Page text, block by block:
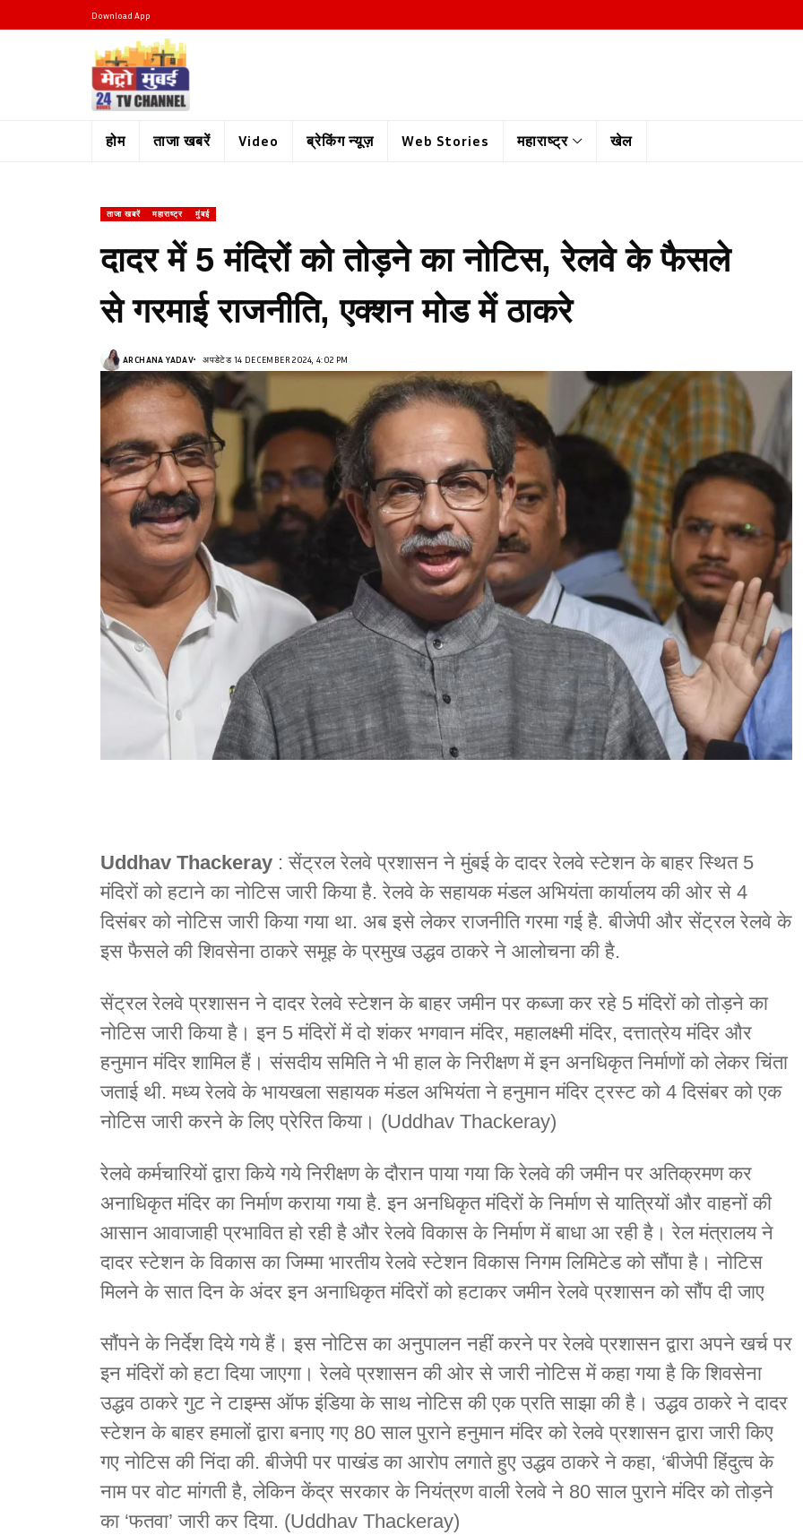
Download App
होम ताजा खबरें Video ब्रेकिंग न्यूज़ Web Stories महाराष्ट्र खेल
ताजा खबरें महाराष्ट्र मुंबई
दादर में 5 मंदिरों को तोड़ने का नोटिस, रेलवे के फैसले
से गरमाई राजनीति, एक्शन मोड में ठाकरे
ARCHANA YADAV अपडेटेड 14 DECEMBER 2024, 4:02 PM
Uddhav Thackeray : सेंट्रल रेलवे प्रशासन ने मुंबई के दादर रेलवे स्टेशन के बाहर स्थित 5
मंदिरों को हटाने का नोटिस जारी किया है. रेलवे के सहायक मंडल अभियंता कार्यालय की ओर से 4
दिसंबर को नोटिस जारी किया गया था. अब इसे लेकर राजनीति गरमा गई है. बीजेपी और सेंट्रल रेलवे के
इस फैसले की शिवसेना ठाकरे समूह के प्रमुख उद्धव ठाकरे ने आलोचना की है.
सेंट्रल रेलवे प्रशासन ने दादर रेलवे स्टेशन के बाहर जमीन पर कब्जा कर रहे 5 मंदिरों को तोड़ने का
नोटिस जारी किया है। इन 5 मंदिरों में दो शंकर भगवान मंदिर, महालक्ष्मी मंदिर, दत्तात्रेय मंदिर और
हनुमान मंदिर शामिल हैं। संसदीय समिति ने भी हाल के निरीक्षण में इन अनधिकृत निर्माणों को लेकर चिंता
जताई थी. मध्य रेलवे के भायखला सहायक मंडल अभियंता ने हनुमान मंदिर ट्रस्ट को 4 दिसंबर को एक
नोटिस जारी करने के लिए प्रेरित किया। (Uddhav Thackeray)
रेलवे कर्मचारियों द्वारा किये गये निरीक्षण के दौरान पाया गया कि रेलवे की जमीन पर अतिक्रमण कर
अनाधिकृत मंदिर का निर्माण कराया गया है. इन अनधिकृत मंदिरों के निर्माण से यात्रियों और वाहनों की
आसान आवाजाही प्रभावित हो रही है और रेलवे विकास के निर्माण में बाधा आ रही है। रेल मंत्रालय ने
दादर स्टेशन के विकास का जिम्मा भारतीय रेलवे स्टेशन विकास निगम लिमिटेड को सौंपा है। नोटिस
मिलने के सात दिन के अंदर इन अनाधिकृत मंदिरों को हटाकर जमीन रेलवे प्रशासन को सौंप दी जाए
सौंपने के निर्देश दिये गये हैं। इस नोटिस का अनुपालन नहीं करने पर रेलवे प्रशासन द्वारा अपने खर्च पर
इन मंदिरों को हटा दिया जाएगा। रेलवे प्रशासन की ओर से जारी नोटिस में कहा गया है कि शिवसेना
उद्धव ठाकरे गुट ने टाइम्स ऑफ इंडिया के साथ नोटिस की एक प्रति साझा की है। उद्धव ठाकरे ने दादर
स्टेशन के बाहर हमालों द्वारा बनाए गए 80 साल पुराने हनुमान मंदिर को रेलवे प्रशासन द्वारा जारी किए
गए नोटिस की निंदा की. बीजेपी पर पाखंड का आरोप लगाते हुए उद्धव ठाकरे ने कहा, ‘बीजेपी हिंदुत्व के
नाम पर वोट मांगती है, लेकिन केंद्र सरकार के नियंत्रण वाली रेलवे ने 80 साल पुराने मंदिर को तोड़ने
का ‘फतवा’ जारी कर दिया. (Uddhav Thackeray)